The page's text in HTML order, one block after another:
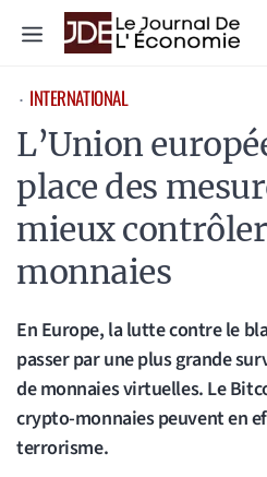
Menu
⋅ INTERNATIONAL
L’Union
place des
mieux
monnaies
En Europe, la lutte contre le
passer par une plus grande
de monnaies virtuelles. Le
crypto-monnaies peuvent en
terrorisme.